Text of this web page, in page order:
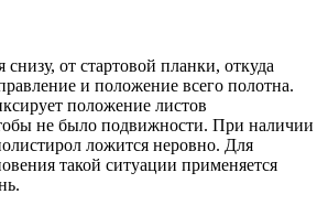
снизу, от стартовой планки, откуда
и положение всего полотна.
положение листов
не было подвижности. При наличии
ложится неровно. Для
такой ситуации применяется